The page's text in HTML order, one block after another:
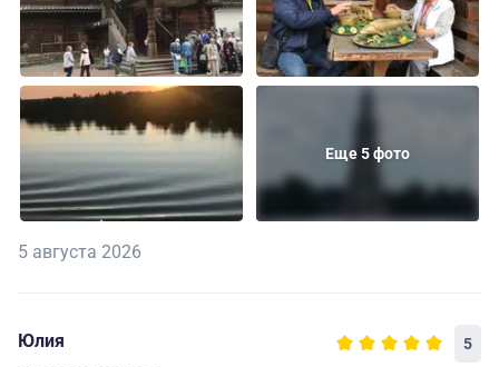
Еще 5 фото
5 августа 2026
Юлия 5